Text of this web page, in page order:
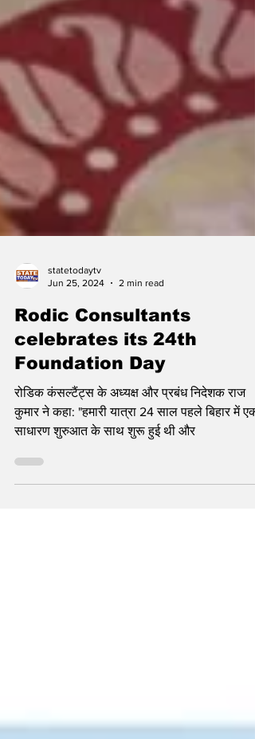
Jun 25, 2024
2 min read
Rodic Consultants
celebrates its 24th
Foundation Day
रोडिक कंसल्टैंट्स के अध्यक्ष और प्रबंध निदेशक राज
कुमार ने कहा: "हमारी यात्रा 24 साल पहले बिहार में एक
साधारण शुरुआत के साथ शुरू हुई थी और